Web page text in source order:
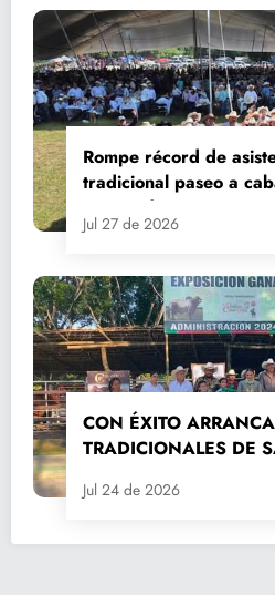
Rompe récord de
tradicional paseo a
Fiestas de Santiago y
Jul 27 de 2026
CON ÉXITO
TRADICIONALES DE
Jul 24 de 2026